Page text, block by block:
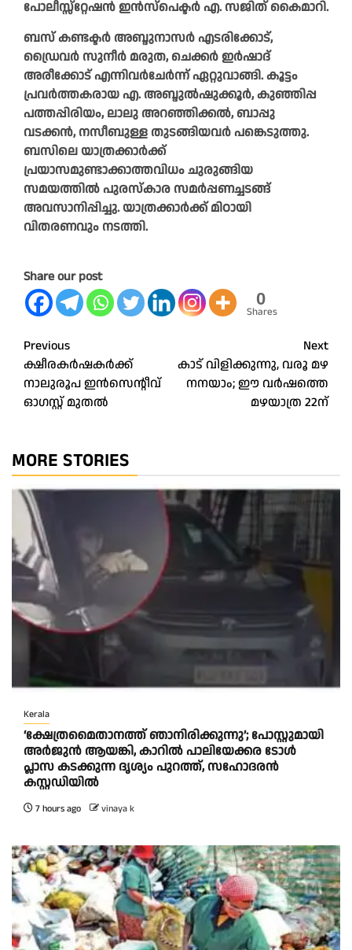
പോലീസ്സ്റ്റേഷന്‍ ഇന്‍സ്പെക്ടര്‍ എ. സജിത് കൈമാറി.
ബസ് കണ്ടക്ടര്‍ അബ്ദുനാസര്‍ എടരിക്കോട്,
ഡ്രൈവര്‍ സുനീര്‍ മരുത, ചെക്കര്‍ ഇര്‍ഷാദ്
അരീക്കോട് എന്നിവര്‍ചേര്‍ന്ന് ഏറ്റുവാങ്ങി. കൂട്ടം
പ്രവര്‍ത്തകരായ എ. അബ്ദുല്‍ഷുക്കൂര്‍, കുഞ്ഞിപ്പ
പത്തപ്പിരിയം, ലാലു അറഞ്ഞിക്കല്‍, ബാപ്പു
വടക്കന്‍, നസീബുള്ള തുടങ്ങിയവര്‍ പങ്കെടുത്തു.
ബസിലെ യാത്രക്കാര്‍ക്ക്
പ്രയാസമുണ്ടാക്കാത്തവിധം ചുരുങ്ങിയ
സമയത്തില്‍ പുരസ്‌കാര സമര്‍പ്പണച്ചടങ്ങ്
അവസാനിപ്പിച്ചു. യാത്രക്കാര്‍ക്ക് മിഠായി
വിതരണവും നടത്തി.
Share our post
0
Shares
Post
navigation
Previous
ക്ഷീരകർഷകർക്ക്
നാലുരൂപ ഇൻസെന്റീവ്
ഓഗസ്റ്റ് മുതൽ
Next
കാട് വിളിക്കുന്നു, വരൂ മഴ
നനയാം; ഈ വര്‍ഷത്തെ
മഴയാത്ര 22ന്
MORE STORIES
Kerala
‘ക്ഷേത്രമൈതാനത്ത് ഞാനിരിക്കുന്നു’; പോസ്റ്റുമായി
അർജുൻ ആയങ്കി, കാറിൽ പാലിയേക്കര ടോൾ
പ്ലാസ കടക്കുന്ന ദൃശ്യം പുറത്ത്, സഹോദരൻ
കസ്റ്റഡിയിൽ
7 hours ago vinaya k